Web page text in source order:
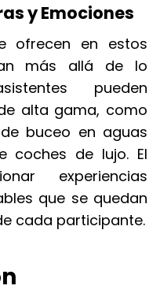
y Emociones
ofrecen en estos
más allá de lo
pueden
alta gama, como
buceo en aguas
coches de lujo. El
experiencias
que se quedan
cada participante.